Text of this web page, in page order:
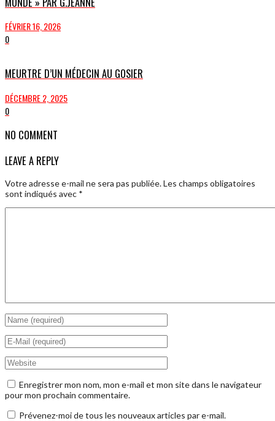
FÉVRIER 16, 2026
0
MEURTRE D’UN MÉDECIN AU GOSIER
DÉCEMBRE 2, 2025
0
NO COMMENT
LEAVE A REPLY
Votre adresse e-mail ne sera pas publiée.Les champs obligatoires
sont indiqués avec *
Enregistrer mon nom, mon e-mail et mon site dans le navigateur
pour mon prochain commentaire.
Prévenez-moi de tous les nouveaux articles par e-mail.